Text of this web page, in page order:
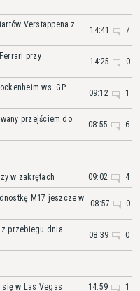
Verstappena z
14:41 7
przy
14:25 0
ws. GP
09:12 1
przejściem do
08:55 6
w zakrętach 09:02 4
M17 jeszcze w
08:57 0
przebiegu dnia
08:39 0
się w Las Vegas 14:59 1